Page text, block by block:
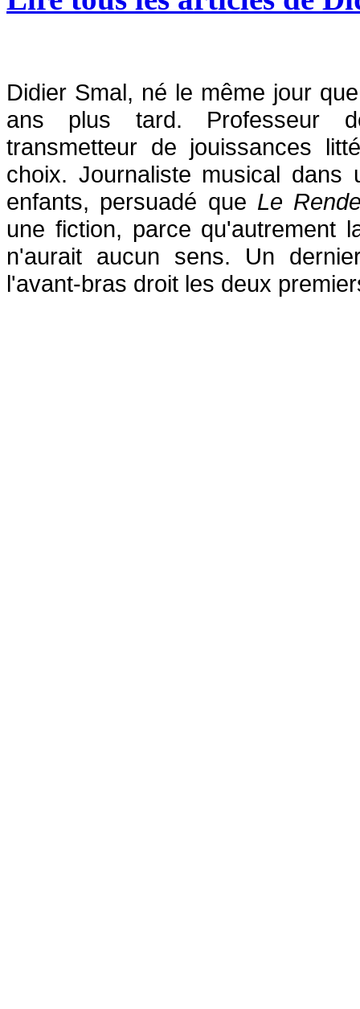
Didier Smal, né le même jour
ans plus tard. Professeur
transmetteur de jouissances
choix. Journaliste musical
enfants, persuadé que Le
une fiction, parce qu'autrement
n'aurait aucun sens. Un
l'avant-bras droit les deux